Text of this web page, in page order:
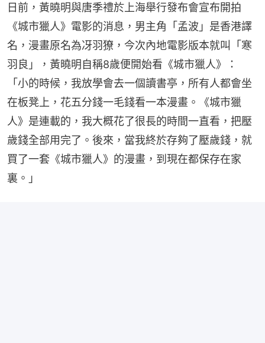
日前，黃曉明與唐季禮於上海舉行發布會宣布開拍
《城市獵人》電影的消息，男主角「孟波」是香港譯
名，漫畫原名為冴羽獠，今次內地電影版本就叫「寒
羽良」，黃曉明自稱8歲便開始看《城市獵人》：
「小的時候，我放學會去一個讀書亭，所有人都會坐
在板凳上，花五分錢一毛錢看一本漫畫。《城市獵
人》是連載的，我大概花了很長的時間一直看，把壓
歲錢全部用完了。後來，當我終於存夠了壓歲錢，就
買了一套《城市獵人》的漫畫，到現在都保存在家
裏。」